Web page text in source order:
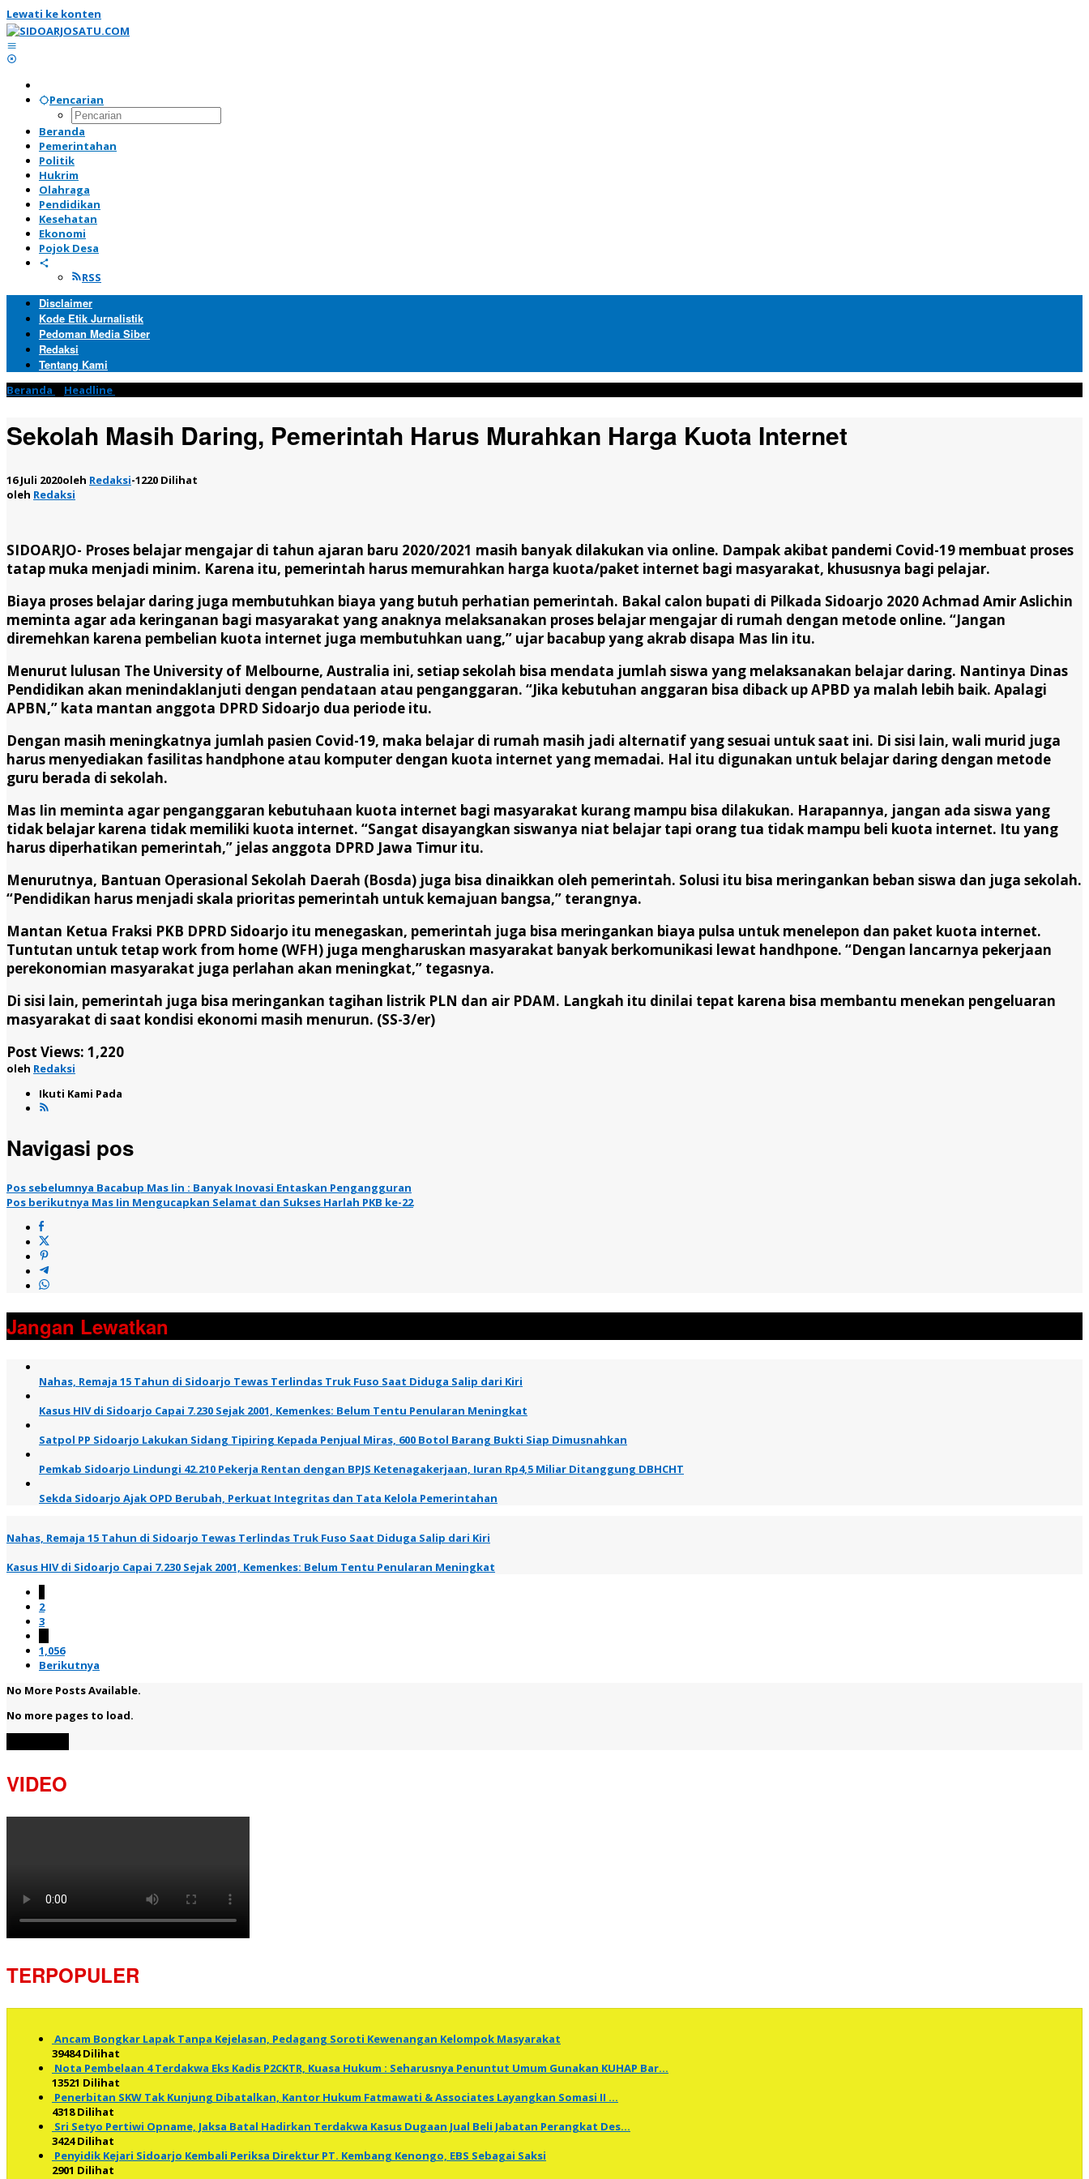
Lewati ke konten
Pencarian
Beranda
Pemerintahan
Politik
Hukrim
Olahraga
Pendidikan
Kesehatan
Ekonomi
Pojok Desa
RSS
Disclaimer
Kode Etik Jurnalistik
Pedoman Media Siber
Redaksi
Tentang Kami
Beranda Headline
Sekolah Masih Daring, Pemerintah Harus Murahkan Harga Kuota Internet
16 Juli 2020oleh Redaksi-1220 Dilihat
oleh Redaksi
SIDOARJO- Proses belajar mengajar di tahun ajaran baru 2020/2021 masih banyak dilakukan via online. Dampak akibat pandemi Covid-19 membuat proses
tatap muka menjadi minim. Karena itu, pemerintah harus memurahkan harga kuota/paket internet bagi masyarakat, khususnya bagi pelajar.
Biaya proses belajar daring juga membutuhkan biaya yang butuh perhatian pemerintah. Bakal calon bupati di Pilkada Sidoarjo 2020 Achmad Amir Aslichin
meminta agar ada keringanan bagi masyarakat yang anaknya melaksanakan proses belajar mengajar di rumah dengan metode online. “Jangan
diremehkan karena pembelian kuota internet juga membutuhkan uang,” ujar bacabup yang akrab disapa Mas Iin itu.
Menurut lulusan The University of Melbourne, Australia ini, setiap sekolah bisa mendata jumlah siswa yang melaksanakan belajar daring. Nantinya Dinas
Pendidikan akan menindaklanjuti dengan pendataan atau penganggaran. “Jika kebutuhan anggaran bisa diback up APBD ya malah lebih baik. Apalagi
APBN,” kata mantan anggota DPRD Sidoarjo dua periode itu.
Dengan masih meningkatnya jumlah pasien Covid-19, maka belajar di rumah masih jadi alternatif yang sesuai untuk saat ini. Di sisi lain, wali murid juga
harus menyediakan fasilitas handphone atau komputer dengan kuota internet yang memadai. Hal itu digunakan untuk belajar daring dengan metode
guru berada di sekolah.
Mas Iin meminta agar penganggaran kebutuhaan kuota internet bagi masyarakat kurang mampu bisa dilakukan. Harapannya, jangan ada siswa yang
tidak belajar karena tidak memiliki kuota internet. “Sangat disayangkan siswanya niat belajar tapi orang tua tidak mampu beli kuota internet. Itu yang
harus diperhatikan pemerintah,” jelas anggota DPRD Jawa Timur itu.
Menurutnya, Bantuan Operasional Sekolah Daerah (Bosda) juga bisa dinaikkan oleh pemerintah. Solusi itu bisa meringankan beban siswa dan juga sekolah.
“Pendidikan harus menjadi skala prioritas pemerintah untuk kemajuan bangsa,” terangnya.
Mantan Ketua Fraksi PKB DPRD Sidoarjo itu menegaskan, pemerintah juga bisa meringankan biaya pulsa untuk menelepon dan paket kuota internet.
Tuntutan untuk tetap work from home (WFH) juga mengharuskan masyarakat banyak berkomunikasi lewat handhpone. “Dengan lancarnya pekerjaan
perekonomian masyarakat juga perlahan akan meningkat,” tegasnya.
Di sisi lain, pemerintah juga bisa meringankan tagihan listrik PLN dan air PDAM. Langkah itu dinilai tepat karena bisa membantu menekan pengeluaran
masyarakat di saat kondisi ekonomi masih menurun. (SS-3/er)
Post Views: 1,220
oleh Redaksi
Ikuti Kami Pada
Navigasi pos
Pos sebelumnya Bacabup Mas Iin : Banyak Inovasi Entaskan Pengangguran
Pos berikutnya Mas Iin Mengucapkan Selamat dan Sukses Harlah PKB ke-22
Jangan Lewatkan
Nahas, Remaja 15 Tahun di Sidoarjo Tewas Terlindas Truk Fuso Saat Diduga Salip dari Kiri
Kasus HIV di Sidoarjo Capai 7.230 Sejak 2001, Kemenkes: Belum Tentu Penularan Meningkat
Satpol PP Sidoarjo Lakukan Sidang Tipiring Kepada Penjual Miras, 600 Botol Barang Bukti Siap Dimusnahkan
Pemkab Sidoarjo Lindungi 42.210 Pekerja Rentan dengan BPJS Ketenagakerjaan, Iuran Rp4,5 Miliar Ditanggung DBHCHT
Sekda Sidoarjo Ajak OPD Berubah, Perkuat Integritas dan Tata Kelola Pemerintahan
Nahas, Remaja 15 Tahun di Sidoarjo Tewas Terlindas Truk Fuso Saat Diduga Salip dari Kiri
Kasus HIV di Sidoarjo Capai 7.230 Sejak 2001, Kemenkes: Belum Tentu Penularan Meningkat
2
3
1,056
Berikutnya
No More Posts Available.
No more pages to load.
VIDEO
TERPOPULER
Ancam Bongkar Lapak Tanpa Kejelasan, Pedagang Soroti Kewenangan Kelompok Masyarakat
39484 Dilihat
Nota Pembelaan 4 Terdakwa Eks Kadis P2CKTR, Kuasa Hukum : Seharusnya Penuntut Umum Gunakan KUHAP Bar…
13521 Dilihat
Penerbitan SKW Tak Kunjung Dibatalkan, Kantor Hukum Fatmawati & Associates Layangkan Somasi II …
4318 Dilihat
Sri Setyo Pertiwi Opname, Jaksa Batal Hadirkan Terdakwa Kasus Dugaan Jual Beli Jabatan Perangkat Des…
3424 Dilihat
Penyidik Kejari Sidoarjo Kembali Periksa Direktur PT. Kembang Kenongo, EBS Sebagai Saksi
2901 Dilihat